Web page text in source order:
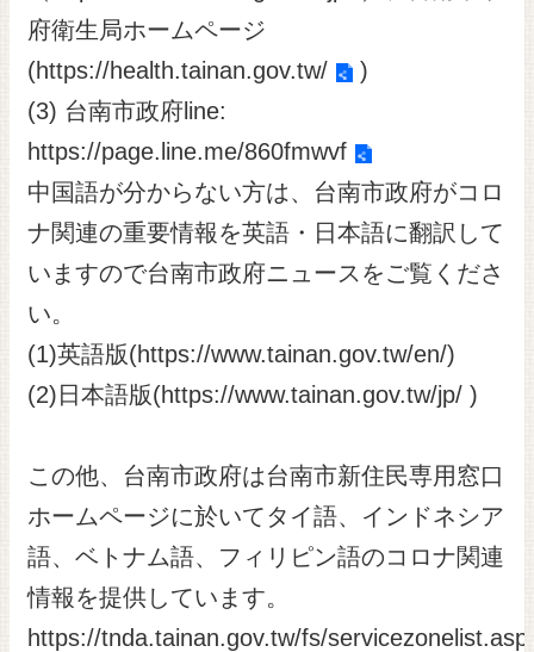
府衛生局ホームページ
(https://health.tainan.gov.tw/
)
(3) 台南市政府line:
https://page.line.me/860fmwvf
中国語が分からない方は、台南市政府がコロ
ナ関連の重要情報を英語・日本語に翻訳して
いますので台南市政府ニュースをご覧くださ
い。
(1)英語版(https://www.tainan.gov.tw/en/)
(2)日本語版(https://www.tainan.gov.tw/jp/ )
この他、台南市政府は台南市新住民専用窓口
ホームページに於いてタイ語、インドネシア
語、ベトナム語、フィリピン語のコロナ関連
情報を提供しています。
https://tnda.tainan.gov.tw/fs/